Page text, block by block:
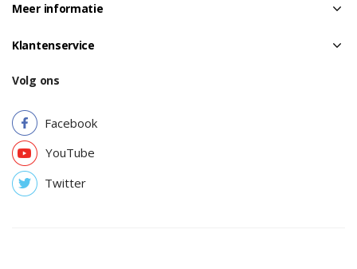
Meer informatie
Klantenservice
Volg ons
Facebook
YouTube
Twitter